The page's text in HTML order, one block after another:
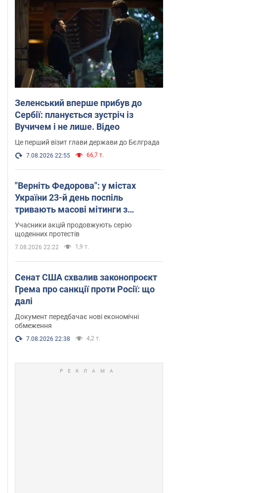
Зеленський вперше прибув до
Сербії: планується зустріч із
Вучичем і не лише. Відео
Це перший візит глави держави до Бєлграда
7.08.2026 22:55 66,7 т.
"Верніть Федорова": у містах
України 23-й день поспіль
тривають масові мітинги з
картонками. Фото і відео
Учасники акцій продовжують серію
щоденних протестів
7.08.2026 22:22 1,9 т.
Сенат США схвалив законопроєкт
Грема про санкції проти Росії: що
далі
Документ передбачає нові економічні
обмеження
7.08.2026 22:38 4,2 т.